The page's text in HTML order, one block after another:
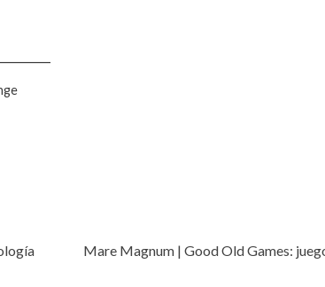
Mare Magnum | Good Old Games: